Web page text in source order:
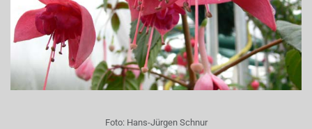
Foto: Hans-Jürgen Schnur